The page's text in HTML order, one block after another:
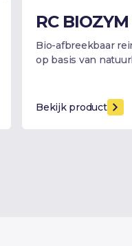
RC
Bio-afbreekbaar
op basis van
Bekijk product